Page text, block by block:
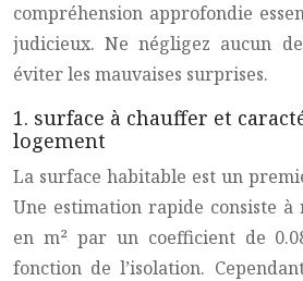
compréhension approfondie
judicieux. Ne négligez aucun
éviter les mauvaises surprises.
1. surface à chauffer et
logement
La surface habitable est un
Une estimation rapide consiste
en m² par un coefficient de
fonction de l’isolation.